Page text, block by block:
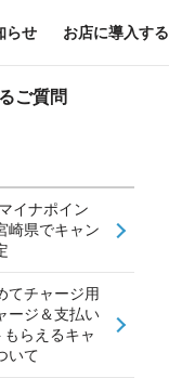
ご質問
らせ お店に導入する
イナポイン
崎県でキャン
てチャージ用
ージ＆支払い
らえるキャ
いて